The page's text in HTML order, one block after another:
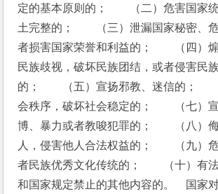
定的基本原则的；　　（二）危害国家
土完整的；　　（三）泄漏国家秘密、
者损害国家荣誉和利益的；　　（四）
民族歧视，破坏民族团结，或者侵害民
的；　　（五）宣扬邪教、迷信的；　
会秩序，破坏社会稳定的；　　（七）
博、暴力或者教唆犯罪的；　　（八）
人，侵害他人合法权益的；　　（九）
者民族优秀文化传统的；　　（十）有
和国家规定禁止的其他内容的。　国家